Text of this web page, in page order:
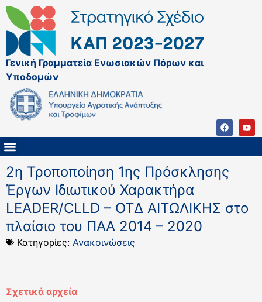
Γενική Γραμματεία Ενωσιακών Πόρων και
Υποδομών
2η Τροποποίηση 1ης Πρόσκλησης
Έργων Ιδιωτικού Χαρακτήρα
LEADER/CLLD – ΟΤΔ ΑΙΤΩΛΙΚΗΣ στο
πλαίσιο του ΠΑΑ 2014 – 2020
Κατηγορίες: Ανακοινώσεις
Σχετικά αρχεία